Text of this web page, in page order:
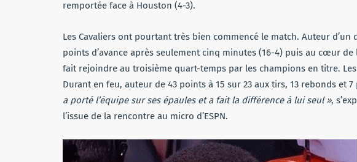
remportée face à Houston (4-3).
Les Cavaliers ont pourtant très bien commencé le match. Auteur
points d’avance après seulement cinq minutes (16-4) puis au cœur
fait rejoindre au troisième quart-temps par les champions en titre.
Durant en feu, auteur de 43 points à 15 sur 23 aux tirs, 13 rebonds et 7
a porté l’équipe sur ses épaules et a fait la différence à lui seul »,
l’issue de la rencontre au micro d’ESPN.